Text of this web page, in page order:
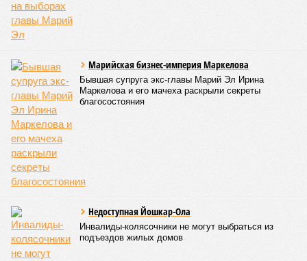
нарушений, а также за соблюдением сроков прохождения
медицинских осмотров и гигиенического обучения
персоналом.
Опубликовано:28.07.2026 16:10
Отредактировано:28.07.2026 16:10
Версия Общество //В регионе учреждены удостоверения мастеров
спорта по борьбе керешу
Заткнуть за пояс